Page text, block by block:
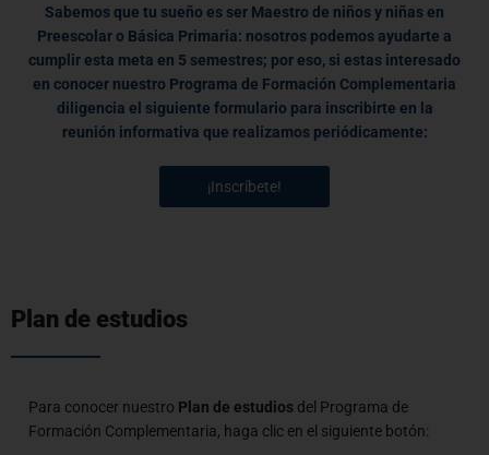
Sabemos que tu sueño es ser Maestro de niños y niñas en
Preescolar o Básica Primaria: nosotros podemos ayudarte a
cumplir esta meta en 5 semestres; por eso, si estas interesado
en conocer nuestro Programa de Formación Complementaria
diligencia el siguiente formulario para inscribirte en la
reunión informativa que realizamos periódicamente:
¡Inscríbete!
Plan de estudios
Para conocer nuestro Plan de estudios del Programa de
Formación Complementaria, haga clic en el siguiente botón: